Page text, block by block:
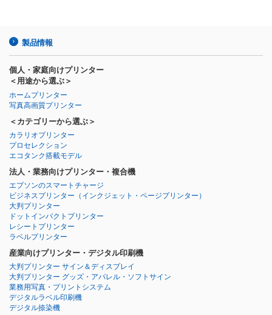
製品情報
個人・家庭向けプリンター
＜用途から選ぶ＞
ホームプリンター
写真高画質プリンター
＜カテゴリーから選ぶ＞
カラリオプリンター
プロセレクション
エコタンク搭載モデル
法人・業務向けプリンター・複合機
エプソンのスマートチャージ
ビジネスプリンター （インクジェット・ページプリンター）
大判プリンター
ドットインパクトプリンター
レシートプリンター
ラベルプリンター
産業向けプリンター・デジタル印刷機
大判プリンター サイン＆ディスプレイ
大判プリンター グッズ・アパレル・ソフトサイン
業務用写真・プリントシステム
デジタルラベル印刷機
デジタル捺染機